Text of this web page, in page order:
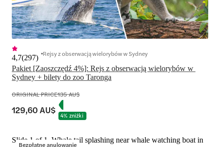
Pakiet [Zaoszczędź 4%]: Rejs z obserwacją wielorybów w
Sydney + bilety do zoo Taronga
4,7(297) Rejsy z obserwacją wielorybów w Sydney
ORIGINAL PRICE135 AU$
129,60 AU$ 4% zniżki
Bezpłatne anulowanie
Slide 1 of 1, Whale tail splashing near whale watching boat in